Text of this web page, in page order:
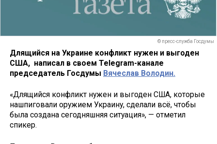
© пресс-служба Госдумы
Длящийся на Украине конфликт нужен и выгоден
США, написал в своем Telegram-канале
председатель Госдумы Вячеслав Володин.
«Длящийся конфликт нужен и выгоден США, которые
нашпиговали оружием Украину, сделали всё, чтобы
была создана сегодняшняя ситуация», — отметил
спикер.